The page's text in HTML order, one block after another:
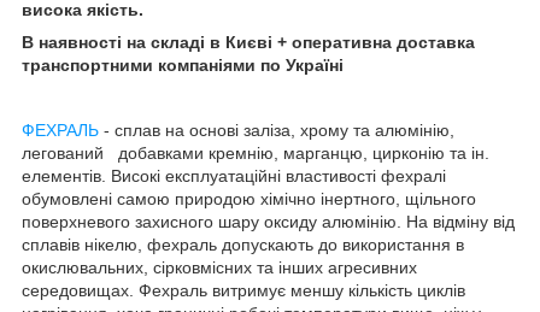
висока якість.
В наявності на складі в Києві + оперативна доставка
транспортними компаніями по Україні
ФЕХРАЛЬ - сплав на основі заліза, хрому та алюмінію,
легований добавками кремнію, марганцю, цирконію та ін.
елементів. Високі експлуатаційні властивості фехралі
обумовлені самою природою хімічно інертного, щільного
поверхневого захисного шару оксиду алюмінію. На відміну від
сплавів нікелю, фехраль допускають до використання в
окислювальних, сірковмісних та інших агресивних
середовищах. Фехраль витримує меншу кількість циклів